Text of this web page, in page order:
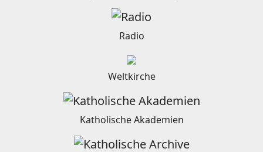
Radio
Weltkirche
Katholische Akademien